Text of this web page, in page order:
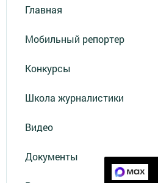
Главная
Мобильный репортер
Конкурсы
Школа журналистики
Видео
Документы